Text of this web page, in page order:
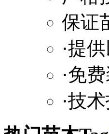
保证
·提
·免
·技